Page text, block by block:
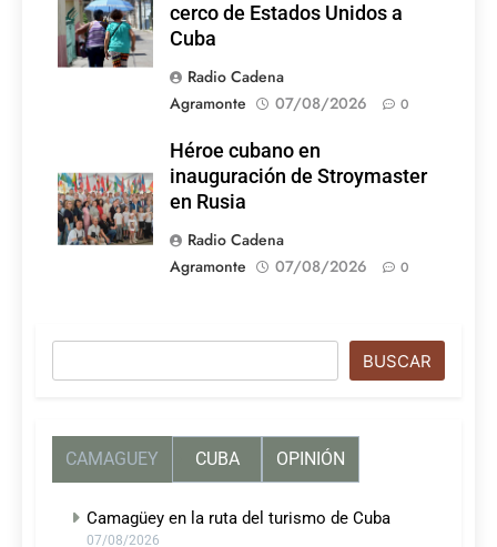
cerco de Estados Unidos a
Cuba
Radio Cadena
Agramonte
07/08/2026 0
Héroe cubano en
inauguración de Stroymaster
en Rusia
Radio Cadena
Agramonte
07/08/2026 0
BUSCAR
CAMAGUEY CUBA OPINIÓN
Camagüey en la ruta del turismo de Cuba
07/08/2026